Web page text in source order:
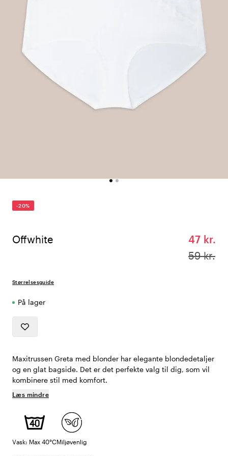
-20%
Offwhite
47 kr.
59 kr.
Størrelsesguide
På lager
Maxitrussen Greta med blonder har elegante blondedetaljer
og en glat bagside. Det er det perfekte valg til dig, som vil
kombinere stil med komfort.
Læs mindre
Vask: Max 40°CMiljøvenlig